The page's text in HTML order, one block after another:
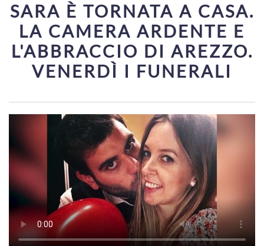
SARA È TORNATA A CASA.
LA CAMERA ARDENTE E
L'ABBRACCIO DI AREZZO.
VENERDÌ I FUNERALI